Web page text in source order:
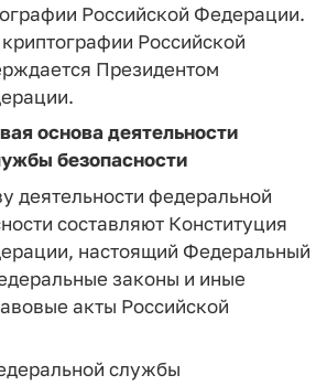
Российской Федерации.
Российской
Президентом
основа деятельности
безопасности
деятельности федеральной
составляют Конституция
настоящий Федеральный
законы и иные
акты Российской
службы